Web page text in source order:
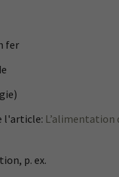
fer
l'article: L’alimentation
p. ex.